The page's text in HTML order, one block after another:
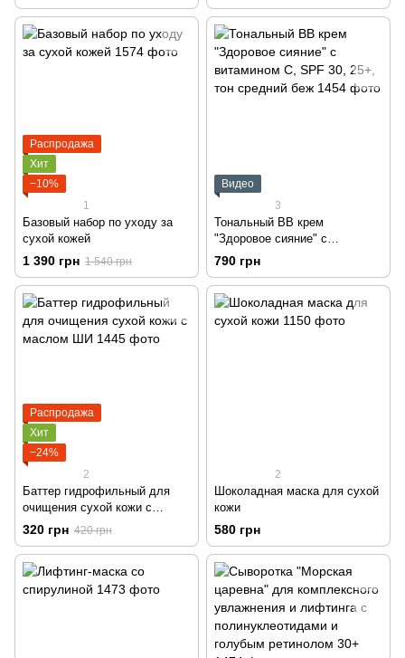
Распродажа
Хит
−10%
1
Базовый набор по уходу за
сухой кожей
1 390 грн 1 540 грн
Видео
3
Тональный ВВ крем
"Здоровое сияние" с
витамином С, SPF 30, 25+,
тон средний беж
790 грн
Распродажа
Хит
−24%
2
Баттер гидрофильный для
очищения сухой кожи с
маслом ШИ
320 грн 420 грн
2
Шоколадная маска для сухой
кожи
580 грн